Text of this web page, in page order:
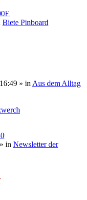
Biete Pinboard
» in Aus dem Alltag
» in Newsletter der